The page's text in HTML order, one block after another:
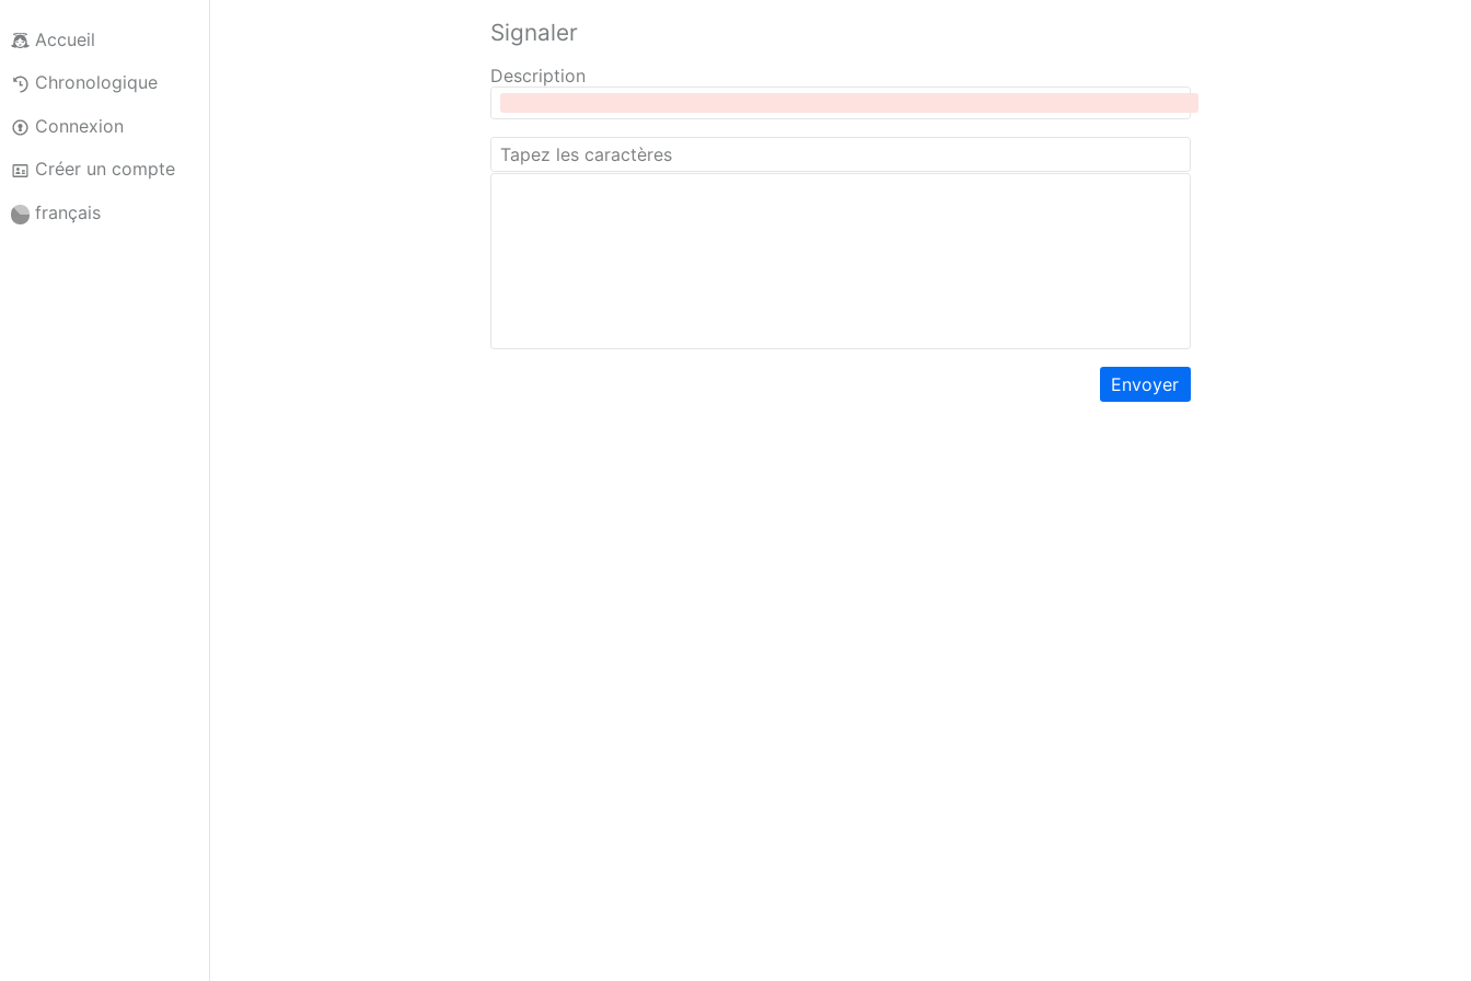
Accueil
Chronologique
Connexion
Créer un compte
français
Signaler
Description
Envoyer